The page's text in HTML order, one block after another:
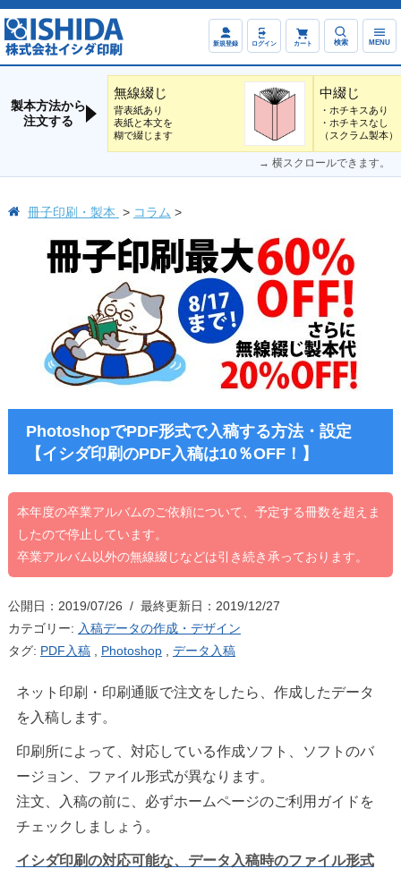
新規登録 ログイン カート 検索 MENU
製本方法から
注文する
無線綴じ
背表紙あり
表紙と本文を
糊で綴じます
中綴じ
・ホチキスあり
・ホチキスなし
（スクラム製本）
→ 横スクロールできます。
冊子印刷・製本 コラム
PhotoshopでPDF形式で入稿する方法・設定
【イシダ印刷のPDF入稿は10％OFF！】
本年度の卒業アルバムのご依頼について、予定する冊数を超えま
したので停止しています。
卒業アルバム以外の無線綴じなどは引き続き承っております。
公開日：2019/07/26 / 最終更新日：2019/12/27
カテゴリー: 入稿データの作成・デザイン
タグ: PDF入稿, Photoshop, データ入稿
ネット印刷・印刷通販で注文をしたら、作成したデータ
を入稿します。
印刷所によって、対応している作成ソフト、ソフトのバ
ージョン、ファイル形式が異なります。
注文、入稿の前に、必ずホームページのご利用ガイドを
チェックしましょう。
イシダ印刷の対応可能な、データ入稿時のファイル形式